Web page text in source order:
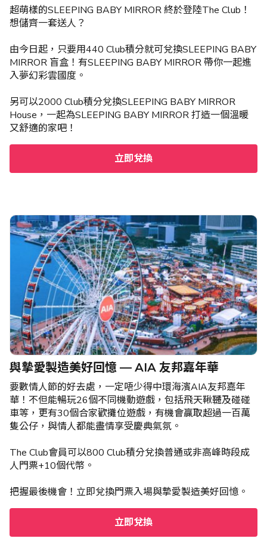
超萌樣的SLEEPING BABY MIRROR 終於登陸The Club！
想儲齊一套送人？
由今日起，只要用440 Club積分就可兌換SLEEPING BABY
MIRROR 盲盒！有SLEEPING BABY MIRROR 帶你一起進
入夢幻彩雲國度。
另可以2000 Club積分兌換SLEEPING BABY MIRROR
House，一起為SLEEPING BABY MIRROR 打造一個溫暖
又舒適的家吧！
立即兌換
與摯愛製造美好回憶 — AIA 友邦嘉年華
要數情人節的好去處，一定唔少得中環海濱AIA友邦嘉年
華！不但能暢玩26個不同機動遊戲，包括飛天鞦韆及碰碰
車等，更有30個合家歡攤位遊戲，有機會贏取超過一百萬
隻公仔，與情人都能盡情享受慶典氣氛。
The Club會員可以800 Club積分兌換普通或非高峰時段成
人門票+10個代幣。
把握最後機會！立即兌換門票入場與摯愛製造美好回憶。
立即兌換